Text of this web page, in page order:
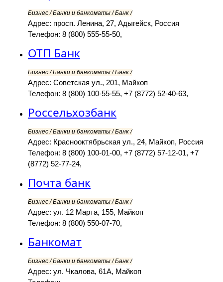
Бизнес / Банки и банкоматы / Банк /
Адрес: просп. Ленина, 27, Адыгейск, Россия
Телефон: 8 (800) 555-55-50,
ОТП Банк
Бизнес / Банки и банкоматы / Банк /
Адрес: Советская ул., 201, Майкоп
Телефон: 8 (800) 100-55-55, +7 (8772) 52-40-63,
Россельхозбанк
Бизнес / Банки и банкоматы / Банк /
Адрес: Краснооктябрьская ул., 24, Майкоп, Россия
Телефон: 8 (800) 100-01-00, +7 (8772) 57-12-01, +7
(8772) 52-77-24,
Почта банк
Бизнес / Банки и банкоматы / Банк /
Адрес: ул. 12 Марта, 155, Майкоп
Телефон: 8 (800) 550-07-70,
Банкомат
Бизнес / Банки и банкоматы / Банк /
Адрес: ул. Чкалова, 61А, Майкоп